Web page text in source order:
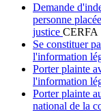
Demande
personne
justice CERFA
Se constituer
l'information
Porter plainte
l'information
Porter plainte
national de la